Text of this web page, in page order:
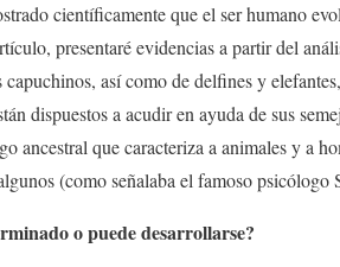
científicamente que el ser humano
presentaré evidencias a partir del
así como de delfines y
dispuestos a acudir en ayuda de sus
ancestral que caracteriza a animales y a
(como señalaba el famoso psicólogo
o puede desarrollarse?